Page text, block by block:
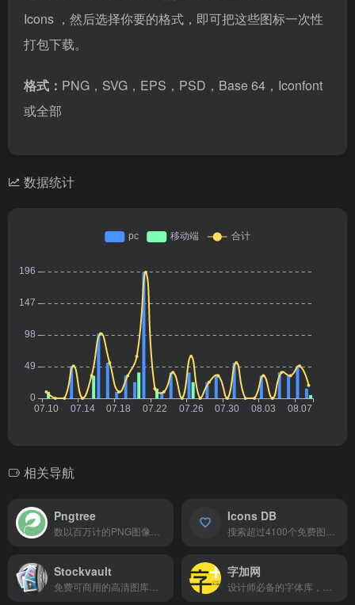
Icons ，然后选择你要的格式，即可把这些图标一次性
打包下载。
格式： PNG，SVG，EPS，PSD，Base 64，Iconfont
或全部
数据统计
相关导航
Pngtree Icons DB
Stockvault 字加网